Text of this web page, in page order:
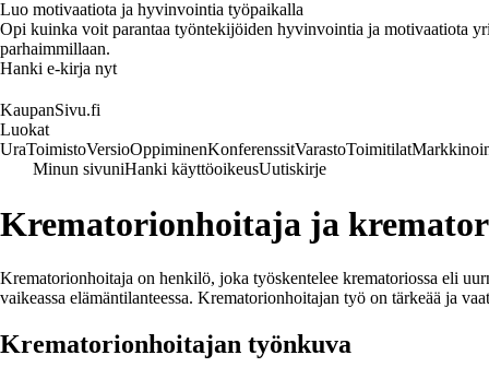
Luo motivaatiota ja hyvinvointia työpaikalla
Opi kuinka voit parantaa työntekijöiden hyvinvointia ja motivaatiota
parhaimmillaan.
Hanki e-kirja nyt
KaupanSivu.fi
Luokat
UraToimistoVersioOppiminenKonferenssitVarastoToimitilat
Minun sivuniHanki käyttöoikeusUutiskirje
Krematorionhoitaja ja
Krematorionhoitaja on henkilö, joka työskentelee krematoriossa eli
vaikeassa elämäntilanteessa. Krematorionhoitajan työ on tärkeää ja
Krematorionhoitajan työnkuva